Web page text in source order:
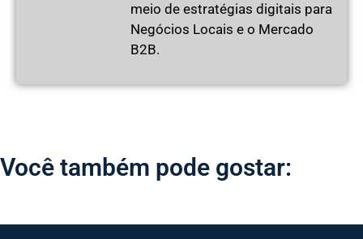
meio de estratégias digitais para
Negócios Locais e o Mercado
B2B.
Você também pode gostar: